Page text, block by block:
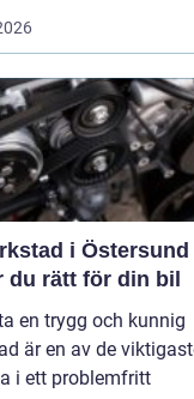
i Östersund så
du rätt för din bil
en trygg och kunnig
är en av de
i ett problemfritt